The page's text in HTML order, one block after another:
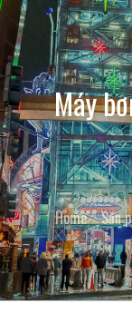
Máy
Home Sản